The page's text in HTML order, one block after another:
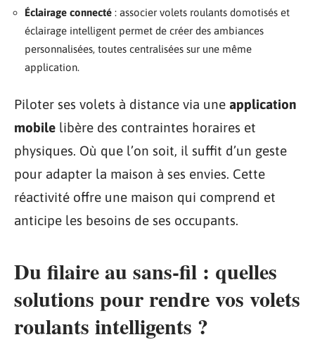
Éclairage connecté : associer volets roulants domotisés et
éclairage intelligent permet de créer des ambiances
personnalisées, toutes centralisées sur une même
application.
Piloter ses volets à distance via une application
mobile libère des contraintes horaires et
physiques. Où que l’on soit, il suffit d’un geste
pour adapter la maison à ses envies. Cette
réactivité offre une maison qui comprend et
anticipe les besoins de ses occupants.
Du filaire au sans-fil : quelles
solutions pour rendre vos volets
roulants intelligents ?